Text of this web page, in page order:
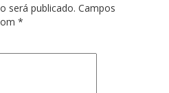
será publicado. Campos
*